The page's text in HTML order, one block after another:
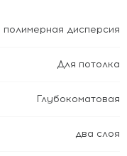
дисперсия
Для потолка
Глубокоматовая
два слоя